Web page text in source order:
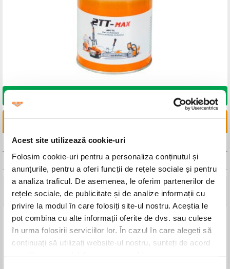
Acest site utilizează cookie-uri
Folosim cookie-uri pentru a personaliza conținutul și
anunțurile, pentru a oferi funcții de rețele sociale și pentru
a analiza traficul. De asemenea, le oferim partenerilor de
rețele sociale, de publicitate și de analize informații cu
privire la modul în care folosiți site-ul nostru. Aceștia le
pot combina cu alte informații oferite de dvs. sau culese
în urma folosirii serviciilor lor. În cazul în care alegeți să
continuați să utilizați website-ul nostru, sunteți de acord
LINKURI UTILE
CAUTA DISTRIBUITOR
CAUTA SERVICE
Detalii tehnice
Denumire
Ulei 2TT-MAX
Cantitate
Tip
Ulei mineral